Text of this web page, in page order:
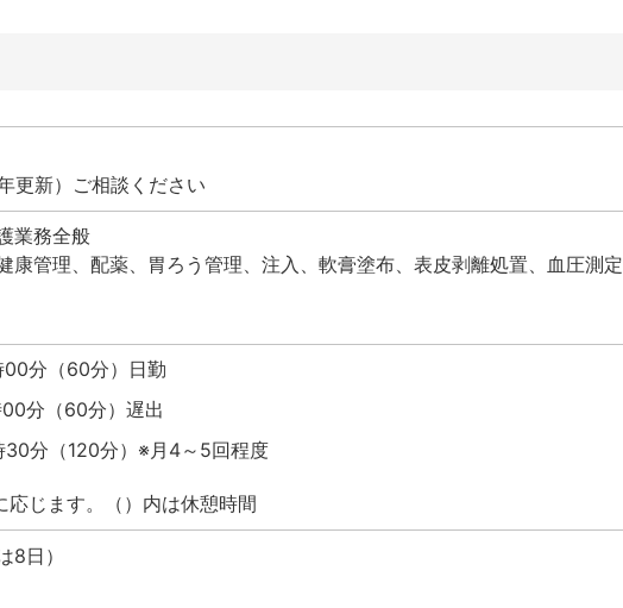
更新）ご相談ください
業務全般
康管理、配薬、胃ろう管理、注入、軟膏塗布、表皮剥離処置、血圧測
分（60分）日勤
分（60分）遅出
分（120分）※月4～5回程度
応じます。（）内は休憩時間
8日）